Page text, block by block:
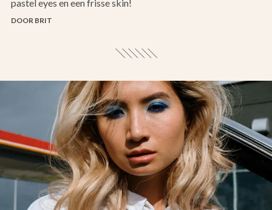
pastel eyes en een frisse skin!
DOOR BRIT